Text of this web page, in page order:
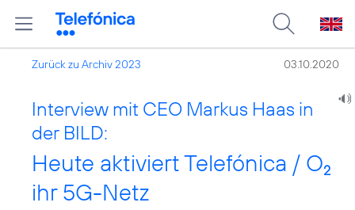
Zurück zu Archiv 2023 03.10.2020
Interview mit CEO Markus Haas in
der BILD:
Heute aktiviert Telefónica / O2
ihr 5G-Netz